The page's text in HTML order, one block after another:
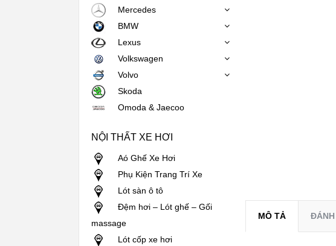
MÔ TẢ
Mercedes
BMW
Lexus
Volkswagen
Volvo
Skoda
Omoda & Jaecoo
NỘI THẤT XE HƠI
Aó Ghế Xe Hơi
Phụ Kiện Trang Trí Xe
Lót sàn ô tô
Đệm hơi – Lót ghế – Gối
massage
Lót cốp xe hơi